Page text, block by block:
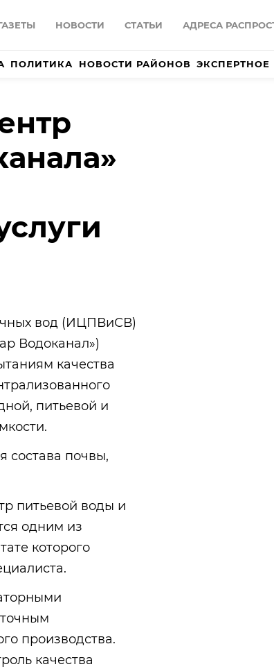
НОВОСТИ СТАТЬИ АДРЕСА
ПОЛИТИКА НОВОСТИ РАЙОНОВ
вод (ИЦПВиСВ)
Водоканал»)
качества
питьевой и
состава почвы,
питьевой воды и
одним из
которого
производства.
качества